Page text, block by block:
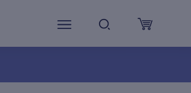
CART